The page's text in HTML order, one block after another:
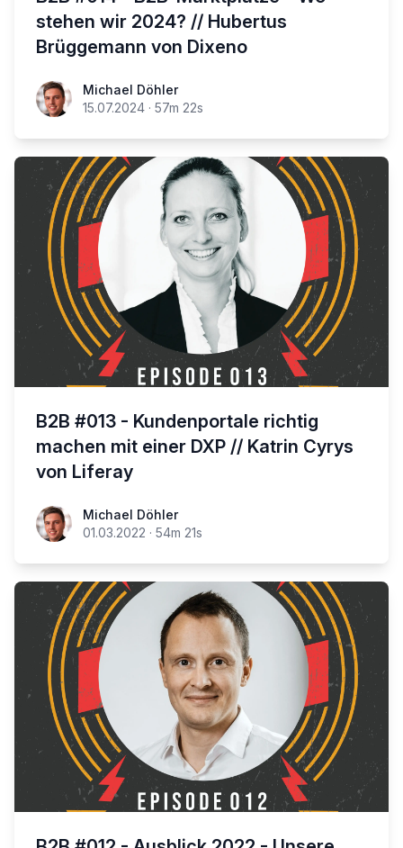
stehen wir 2024? // Hubertus
Brüggemann von Dixeno
Michael Döhler
15.07.2024 · 57m 22s
B2B #013 - Kundenportale richtig
machen mit einer DXP // Katrin Cyrys
von Liferay
Michael Döhler
01.03.2022 · 54m 21s